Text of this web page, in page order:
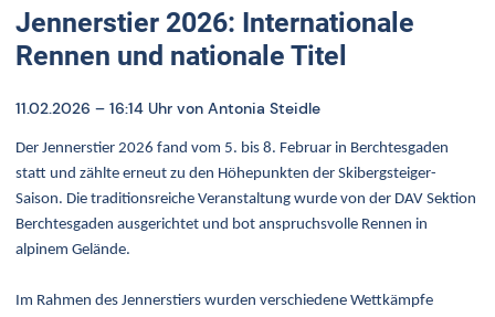
Jennerstier 2026: Internationale
Rennen und nationale Titel
11.02.2026 – 16:14 Uhr von Antonia Steidle
Der Jennerstier 2026 fand vom 5. bis 8. Februar in Berchtesgaden
statt und zählte erneut zu den Höhepunkten der Skibergsteiger-
Saison. Die traditionsreiche Veranstaltung wurde von der DAV Sektion
Berchtesgaden ausgerichtet und bot anspruchsvolle Rennen in
alpinem Gelände.
Im Rahmen des Jennerstiers wurden verschiedene Wettkämpfe